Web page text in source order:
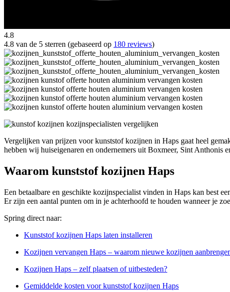
4.8
4.8 van de 5 sterren (gebaseerd op 180 reviews)
Vergelijken van prijzen voor kunststof kozijnen in Haps gaat heel
hebben wij huiseigenaren en ondernemers uit Boxmeer, Sint Anthonis
Waarom kunststof kozijnen Haps
Een betaalbare en geschikte kozijnspecialist vinden in Haps kan best
Er zijn een aantal punten om in je achterhoofd te houden wanneer je
Spring direct naar:
Kunststof kozijnen Haps laten installeren
Kozijnen vervangen Haps – waarom nieuwe kozijnen
Kozijnen Haps – zelf plaatsen of uitbesteden?
Gemiddelde kosten voor kunststof kozijnen Haps